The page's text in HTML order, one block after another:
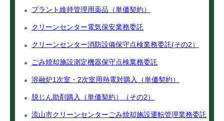
プラント維持管理用薬品（単価契約）
クリーンセンター電気保安業務委託
クリーンセンター消防設備保守点検業務委託(その2）
ごみ焼却施設測定機器保守点検業務委託
溶融炉1次室・2次室用熱電対購入（単価契約）
脱じん助剤購入（単価契約）（その2）
流山市クリーンセンターごみ焼却施設運転管理業務委託